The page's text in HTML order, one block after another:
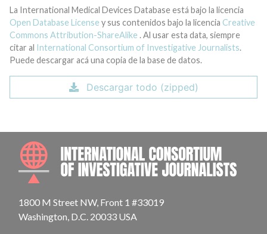
La International Medical Devices Database está bajo la licencia
Open Database License y sus contenidos bajo la licencia Creative
Commons Attribution-ShareAlike . Al usar esta data, siempre
citar al International Consortium of Investigative Journalists.
Puede descargar acá una copia de la base de datos.
Descargar todo (zipped)
1800 M Street NW, Front 1 #33019
Washington, D.C. 20033 USA